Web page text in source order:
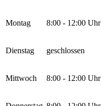
Montag 8:00 - 12:00 Uhr
Dienstag geschlossen
Mittwoch 8:00 - 12:00 Uhr